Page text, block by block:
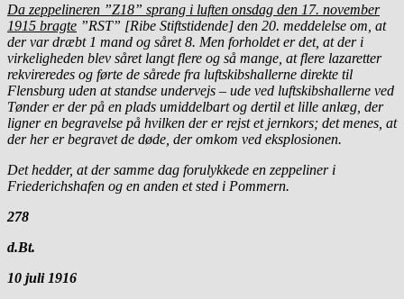
Da zeppelineren ”Z18” sprang i luften onsdag den 17. november
1915 bragte ”RST” [Ribe Stiftstidende] den 20. meddelelse om, at
der var dræbt 1 mand og såret 8. Men forholdet er det, at der i
virkeligheden blev såret langt flere og så mange, at flere lazaretter
rekvireredes og førte de sårede fra luftskibshallerne direkte til
Flensburg uden at standse undervejs – ude ved luftskibshallerne ved
Tønder er der på en plads umiddelbart og dertil et lille anlæg, der
ligner en begravelse på hvilken der er rejst et jernkors; det menes, at
der her er begravet de døde, der omkom ved eksplosionen.
Det hedder, at der samme dag forulykkede en zeppeliner i
Friederichshafen og en anden et sted i Pommern.
278
d.Bt.
10 juli 1916